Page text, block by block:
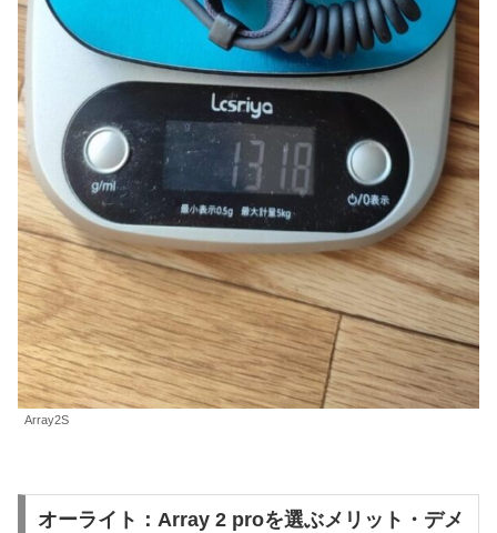
Array2S
オーライト：Array 2 proを選ぶメリット・デメ